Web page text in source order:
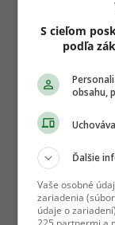
S cieľom
podľa
obsahu,
Ďalšie
Vaše osobné
zariadenia
údaje o